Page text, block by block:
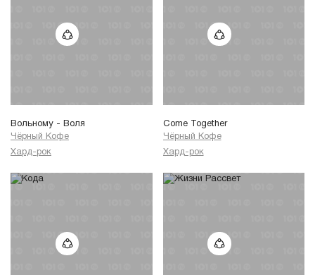
Вольному - Воля
Чёрный Кофе
Хард-рок
Come Together
Чёрный Кофе
Хард-рок